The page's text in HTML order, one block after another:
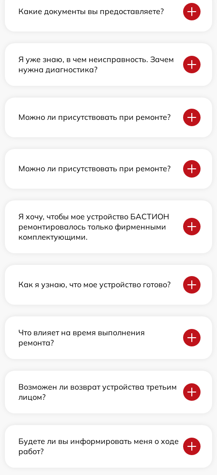
Какие документы вы предоставляете?
Я уже знаю, в чем неисправность. Зачем
нужна диагностика?
Можно ли присутствовать при ремонте?
Можно ли присутствовать при ремонте?
Я хочу, чтобы мое устройство БАСТИОН
ремонтировалось только фирменными
комплектующими.
Как я узнаю, что мое устройство готово?
Что влияет на время выполнения
ремонта?
Возможен ли возврат устройства третьим
лицом?
Будете ли вы информировать меня о ходе
работ?